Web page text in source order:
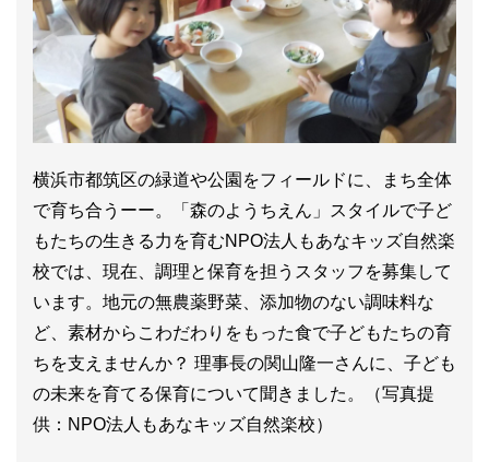
横浜市都筑区の緑道や公園をフィールドに、まち全体
で育ち合うーー。「森のようちえん」スタイルで子ど
もたちの生きる力を育むNPO法人もあなキッズ自然楽
校では、現在、調理と保育を担うスタッフを募集して
います。地元の無農薬野菜、添加物のない調味料な
ど、素材からこわだわりをもった食で子どもたちの育
ちを支えませんか？ 理事長の関山隆一さんに、子ども
の未来を育てる保育について聞きました。（写真提
供：NPO法人もあなキッズ自然楽校）